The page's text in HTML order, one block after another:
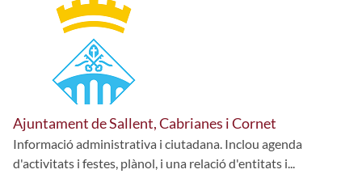
Ajuntament de Sallent, Cabrianes i Cornet
Informació administrativa i ciutadana. Inclou agenda
d'activitats i festes, plànol, i una relació d'entitats i...